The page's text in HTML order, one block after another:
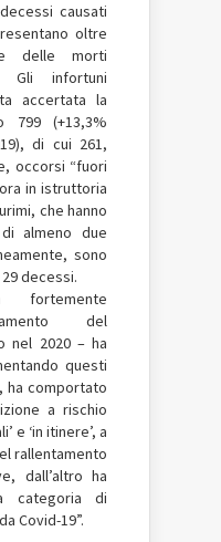
causati
oltre
delle morti
Gli infortuni
accertata la
799 (+13,3%
di cui 261,
occorsi “fuori
in istruttoria
che hanno
almeno due
sono
decessi.
fortemente
del
nel 2020 – ha
questi
ha comportato
a rischio
e ‘in itinere’, a
rallentamento
dall’altro ha
categoria di
Covid-19”.